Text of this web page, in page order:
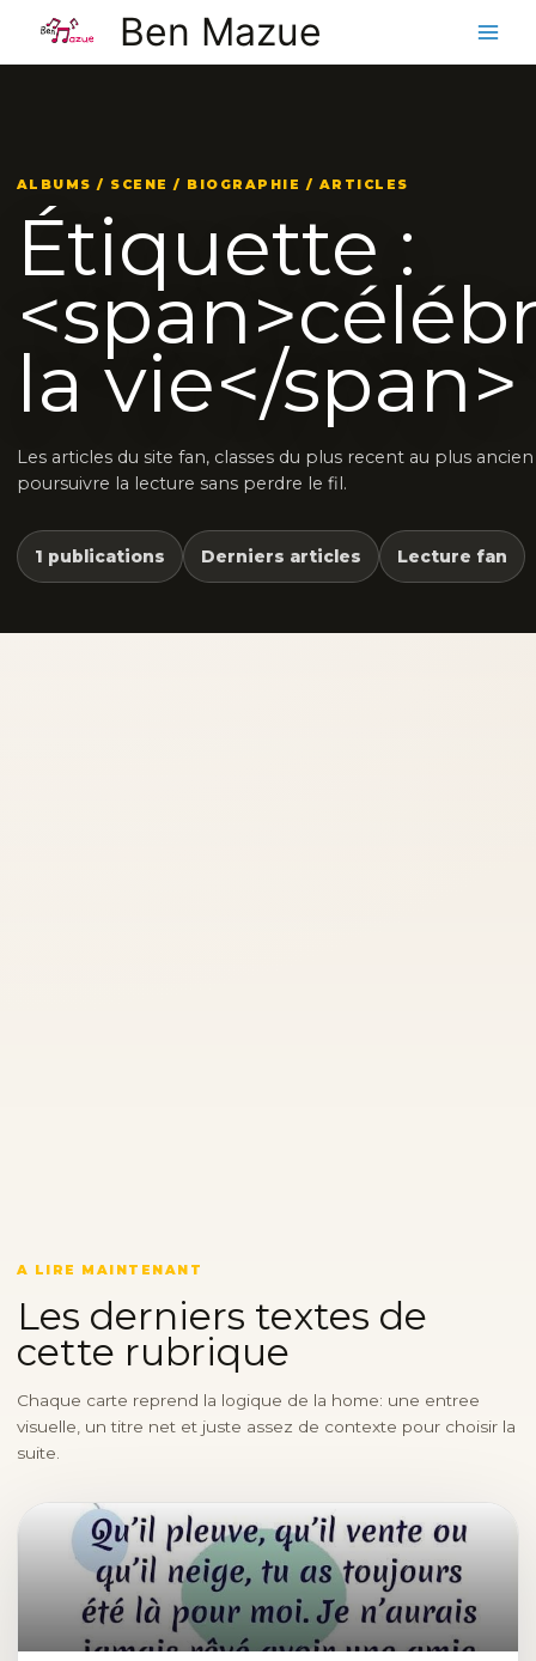
contenu
Ben Mazue
ALBUMS / SCENE / BIOGRAPHIE / ARTICLES
Étiquette :
la vie</span>
Les articles du site fan, classes du plus recent au plus
poursuivre la lecture sans perdre le fil.
1 publications Derniers articles Lecture fan
A LIRE MAINTENANT
Les derniers textes de
cette rubrique
Chaque carte reprend la logique de la home: une entree
visuelle, un titre net et juste assez de contexte pour choisir la
suite.